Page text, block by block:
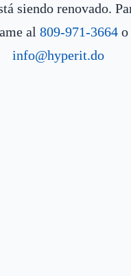
siendo renovado.
al 809-971-3664 o
info@hyperit.do